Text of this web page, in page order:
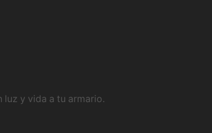
y vida a tu armario.